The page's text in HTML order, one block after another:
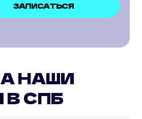
ЗАПИСАТЬСЯ
НАШИ
В СПБ